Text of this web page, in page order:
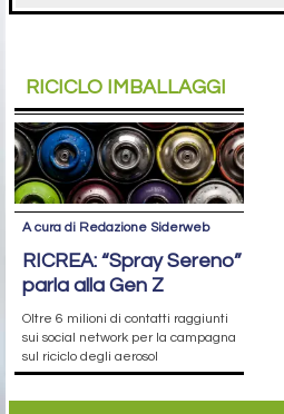
RICICLO IMBALLAGGI
A cura di Redazione Siderweb
RICREA: “Spray Sereno”
parla alla Gen Z
Oltre 6 milioni di contatti raggiunti
sui social network per la campagna
sul riciclo degli aerosol